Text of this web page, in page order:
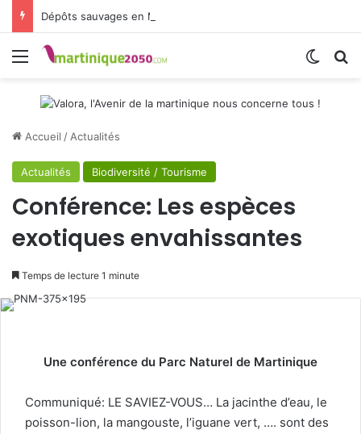
Menu
Accueil / Actualités
Actualités Biodiversité / Tourisme
Conférence: Les espèces
exotiques envahissantes
Temps de lecture 1 minute
Une conférence du Parc Naturel de Martinique
Communiqué: LE SAVIEZ-VOUS… La jacinthe d’eau, le
poisson-lion, la mangouste, l’iguane vert, …. sont des